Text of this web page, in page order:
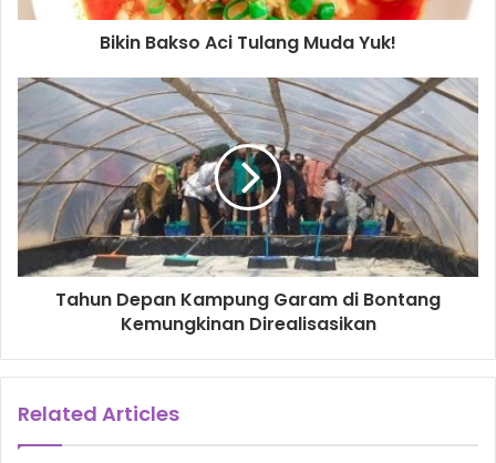
Bikin Bakso Aci Tulang Muda Yuk!
Tahun Depan Kampung Garam di Bontang
Kemungkinan Direalisasikan
Related Articles